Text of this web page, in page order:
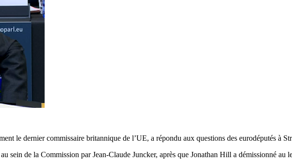
le dernier commissaire britannique de l’UE, a répondu aux questions des eurodéputés à
sein de la Commission par Jean-Claude Juncker, après que Jonathan Hill a démissionné au